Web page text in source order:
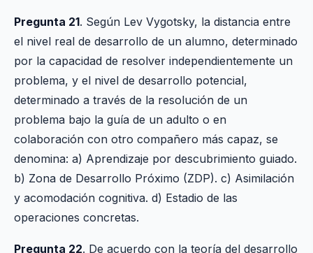
Pregunta 21. Según Lev Vygotsky, la distancia entre
el nivel real de desarrollo de un alumno, determinado
por la capacidad de resolver independientemente un
problema, y el nivel de desarrollo potencial,
determinado a través de la resolución de un
problema bajo la guía de un adulto o en
colaboración con otro compañero más capaz, se
denomina: a) Aprendizaje por descubrimiento guiado.
b) Zona de Desarrollo Próximo (ZDP). c) Asimilación
y acomodación cognitiva. d) Estadio de las
operaciones concretas.
Pregunta 22. De acuerdo con la teoría del desarrollo